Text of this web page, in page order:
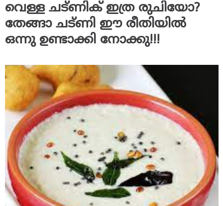
വെള്ള ചട്ണിക് ഇത്ര രുചിയോ?
തേങ്ങാ ചട്ണി ഈ രീതിയിൽ
ഒന്നു ഉണ്ടാക്കി നോക്കു!!!